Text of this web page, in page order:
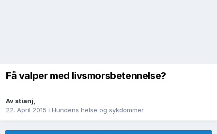
Få valper med livsmorsbetennelse?
Av stianj,
22. April 2015 i Hundens helse og sykdommer